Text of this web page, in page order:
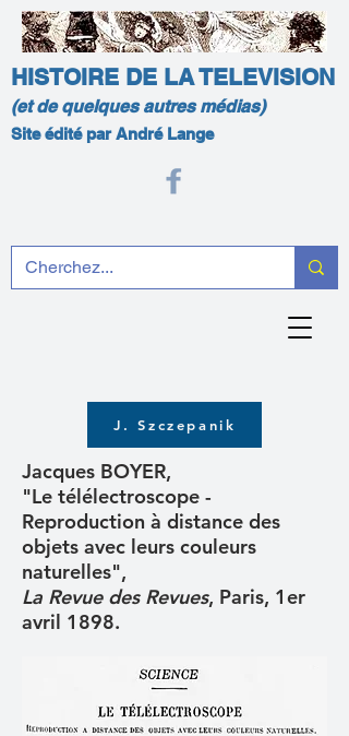
HISTOIRE DE LA TELEVISION
(et de quelques autres médias)
Site édité par André Lange
J. Szczepanik
Jacques BOYER,
"Le télélectroscope -
Reproduction à distance des
objets avec leurs couleurs
naturelles",
La Revue des Revues, Paris, 1er
avril 1898.